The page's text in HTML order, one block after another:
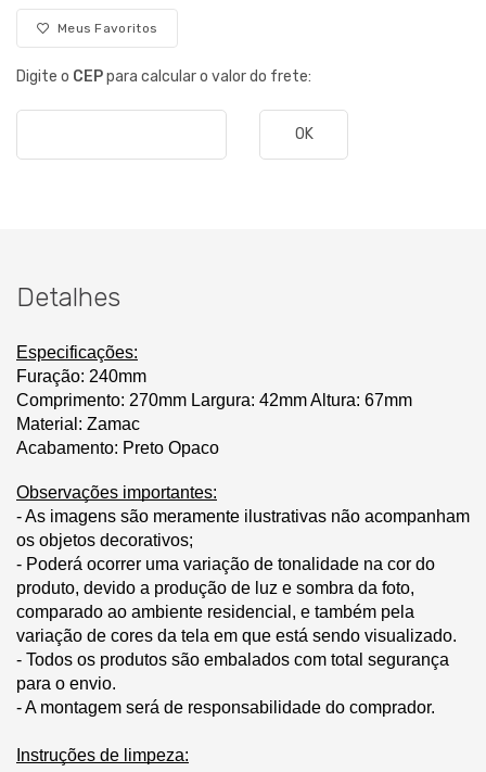
Meus Favoritos
Digite o CEPpara calcular o valor do frete:
OK
Detalhes
Especificações:
Furação: 240mm
Comprimento: 270mm Largura: 42mm Altura: 67mm
Material: Zamac
Acabamento: Preto Opaco
Observações importantes:
- As imagens são meramente ilustrativas não acompanham
os objetos decorativos;
- Poderá ocorrer uma variação de tonalidade na cor do
produto, devido a produção de luz e sombra da foto,
comparado ao ambiente residencial, e também pela
variação de cores da tela em que está sendo visualizado.
- Todos os produtos são embalados com total segurança
para o envio.
- A montagem será de responsabilidade do comprador.
Instruções de limpeza: